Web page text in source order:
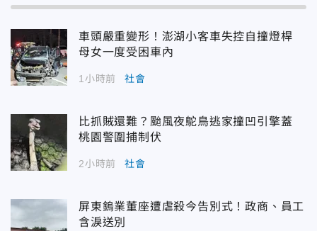
車頭嚴重變形！澎湖小客車失控自撞燈桿
母女一度受困車內
1小時前 社會
比抓賊還難？颱風夜鴕鳥逃家撞凹引擎蓋
桃園警圍捕制伏
2小時前 社會
屏東鎢業董座遭虐殺今告別式！政商、員工
含淚送別